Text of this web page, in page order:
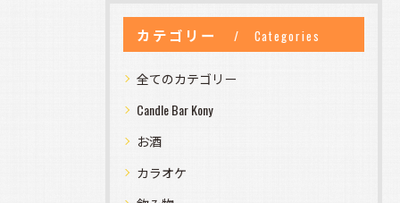
カテゴリー Categories
全てのカテゴリー
Candle Bar Kony
お酒
カラオケ